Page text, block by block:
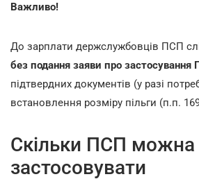
Важливо!
До зарплати держслужбовців ПСП
без подання заяви про застосування
підтвердних документів (у разі
встановлення розміру пільги (п.п.
Скільки ПСП можна
застосовувати